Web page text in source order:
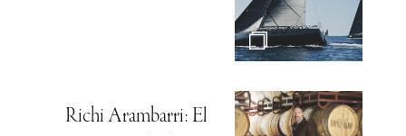
Richi Arambarri: El